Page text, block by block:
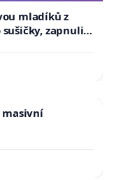
mladíků z
zapnuli ji
masivní